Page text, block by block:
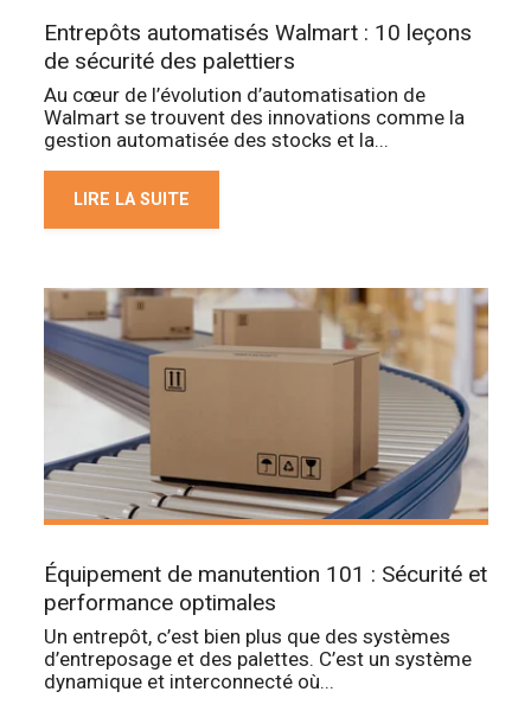
Entrepôts automatisés Walmart : 10 leçons
de sécurité des palettiers
Au cœur de l’évolution d’automatisation de
Walmart se trouvent des innovations comme la
gestion automatisée des stocks et la...
LIRE LA SUITE
Équipement de manutention 101 : Sécurité et
performance optimales
Un entrepôt, c’est bien plus que des systèmes
d’entreposage et des palettes. C’est un système
dynamique et interconnecté où...